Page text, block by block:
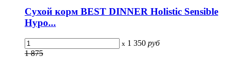
Сухой корм BEST DINNER Holistic Sensible
Hypo...
x 1 350 руб
1 875